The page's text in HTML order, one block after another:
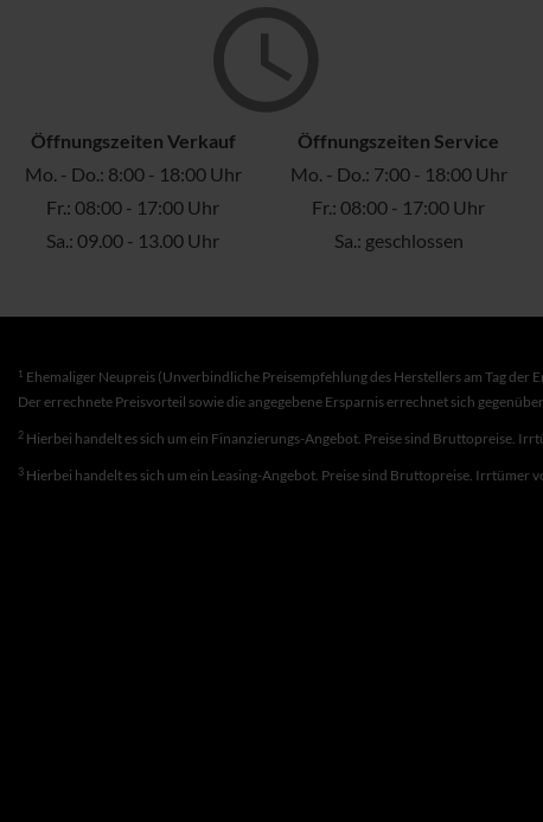
Öffnungszeiten Verkauf
Mo. - Do.: 8:00 - 18:00 Uhr
Fr.: 08:00 - 17:00 Uhr
Sa.: 09.00 - 13.00 Uhr
Öffnungszeiten Service
Mo. - Do.: 7:00 - 18:00 Uhr
Fr.: 08:00 - 17:00 Uhr
Sa.: geschlossen
1 Ehemaliger Neupreis (Unverbindliche Preisempfehlung des Herstellers am Tag der
Der errechnete Preisvorteil sowie die angegebene Ersparnis errechnet sich
2 Hierbei handelt es sich um ein Finanzierungs-Angebot. Preise sind Bruttopreise.
3 Hierbei handelt es sich um ein Leasing-Angebot. Preise sind Bruttopreise. Irrtümer